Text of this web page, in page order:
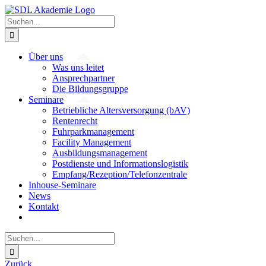
Zum
Inhalt
springen
Suche
nach:
Über uns
Was uns leitet
Ansprechpartner
Die Bildungsgruppe
Seminare
Betriebliche Altersversorgung (bAV)
Rentenrecht
Fuhrparkmanagement
Facility Management
Ausbildungsmanagement
Postdienste und Informationslogistik
Empfang/Rezeption/Telefonzentrale
Inhouse-Seminare
News
Kontakt
Suche
nach:
Zurück